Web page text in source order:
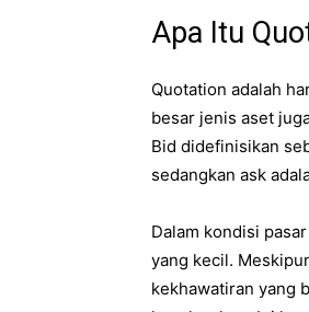
Apa Itu
Quotation adalah
besar jenis aset
Bid didefinisikan
sedangkan ask
Dalam kondisi
yang kecil.
kekhawatiran yang